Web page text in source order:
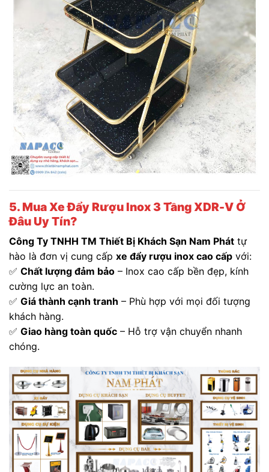
5. Mua Xe Đẩy Rượu Inox 3 Tầng XDR-V Ở
Đâu Uy Tín?
Công Ty TNHH TM Thiết Bị Khách Sạn Nam Phát tự
hào là đơn vị cung cấp xe đẩy rượu inox cao cấp với:
✅ Chất lượng đảm bảo – Inox cao cấp bền đẹp, kính
cường lực an toàn.
✅ Giá thành cạnh tranh – Phù hợp với mọi đối tượng
khách hàng.
✅ Giao hàng toàn quốc – Hỗ trợ vận chuyển nhanh
chóng.